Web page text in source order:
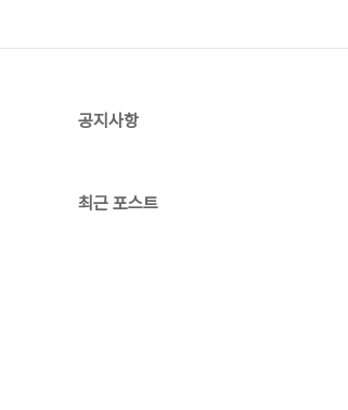
공지사항
최근 포스트